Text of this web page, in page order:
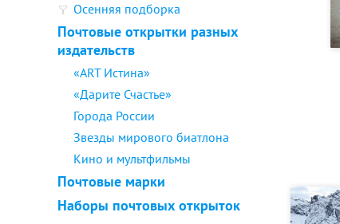
Осенняя подборка
Почтовые открытки разных
издательств
«ART Истина»
«Дарите Счастье»
Города России
Звезды мирового биатлона
Кино и мультфильмы
Почтовые марки
Наборы почтовых открыток